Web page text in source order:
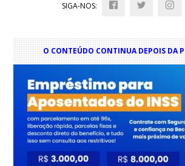
SIGA-NOS:
O CONTEÚDO CONTINUA DEPOIS DA